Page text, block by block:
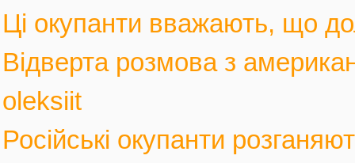
Ці окупанти вважають, що
Відверта розмова з
oleksiit
Російські окупанти